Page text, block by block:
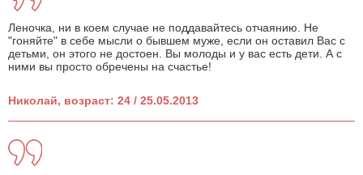
Леночка, ни в коем случае не поддавайтесь отчаянию. Не
"гоняйте" в себе мысли о бывшем муже, если он оставил Вас с
детьми, он этого не достоен. Вы молоды и у вас есть дети. А с
ними вы просто обречены на счастье!
Николай, возраст: 24 / 25.05.2013